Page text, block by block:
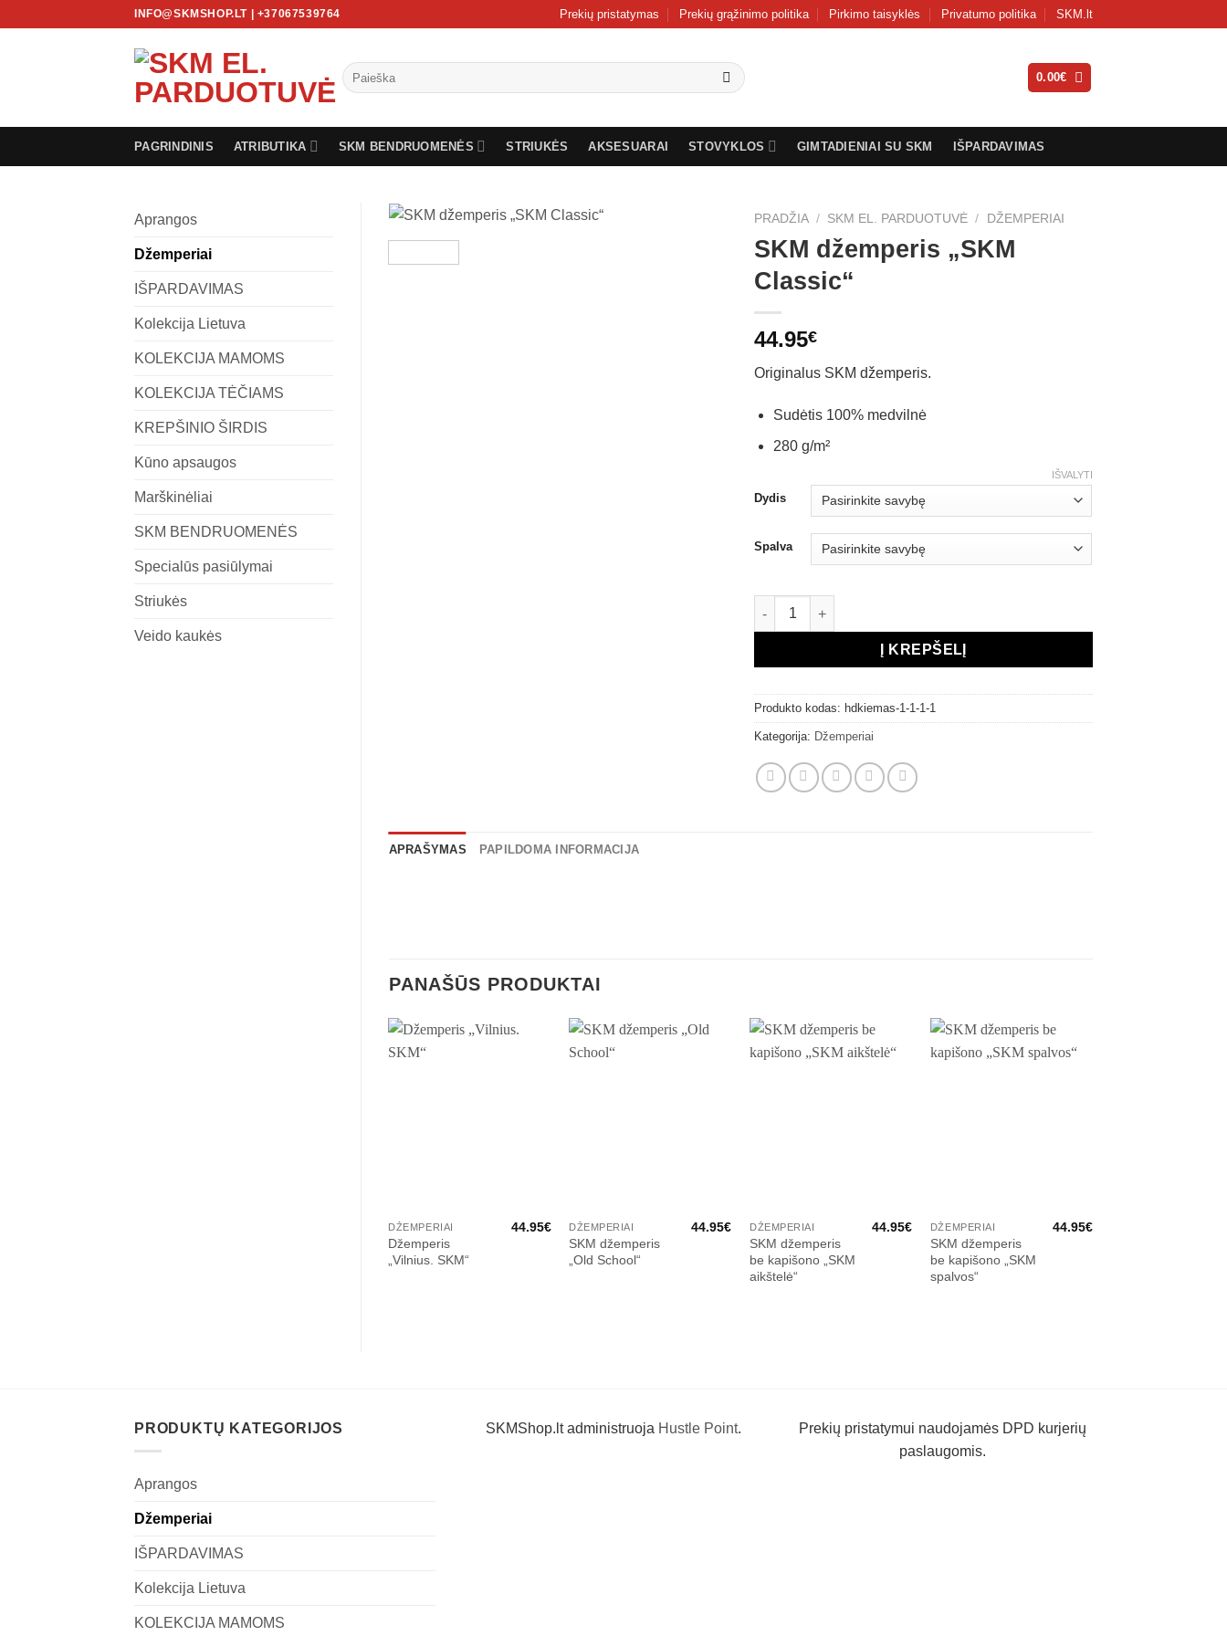
to
INFO@SKMSHOP.LT | +37067539764 Prekių pristatymas Prekių grąžinimo politika Pirkimo taisyklės Privatumo politika SKM.lt
Ieškoti:
0.00€
PAGRINDINIS ATRIBUTIKA SKM BENDRUOMENĖS STRIUKĖS AKSESUARAI STOVYKLOS GIMTADIENIAI SU SKM IŠPARDAVIMAS
Aprangos
Džemperiai
IŠPARDAVIMAS
Kolekcija Lietuva
KOLEKCIJA MAMOMS
KOLEKCIJA TĖČIAMS
KREPŠINIO ŠIRDIS
Kūno apsaugos
Marškinėliai
SKM BENDRUOMENĖS
Specialūs pasiūlymai
Striukės
Veido kaukės
PRADŽIA / SKM EL. PARDUOTUVĖ / DŽEMPERIAI
SKM džemperis „SKM
Classic“
44.95€
Originalus SKM džemperis.
Sudėtis 100% medvilnė
280 g/m²
Dydis
Spalva
IŠVALYTI
produkto kiekis: SKM džemperis „SKM Classic“
Į KREPŠELĮ
Produkto kodas: hdkiemas-1-1-1-1
Kategorija: Džemperiai
APRAŠYMAS PAPILDOMA INFORMACIJA
PANAŠŪS PRODUKTAI
DŽEMPERIAI
Džemperis
„Vilnius. SKM“
44.95€ DŽEMPERIAI
SKM džemperis
„Old School“
44.95€ DŽEMPERIAI
SKM džemperis
be kapišono „SKM
aikštelė“
44.95€ DŽEMPERIAI
SKM džemperis
be kapišono „SKM
spalvos“
44.95€
PRODUKTŲ KATEGORIJOS
Aprangos
Džemperiai
IŠPARDAVIMAS
Kolekcija Lietuva
KOLEKCIJA MAMOMS
SKMShop.lt administruoja Hustle Point.
Prekių pristatymui naudojamės DPD kurjerių
paslaugomis.